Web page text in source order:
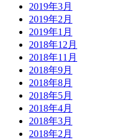
2019年3月
2019年2月
2019年1月
2018年12月
2018年11月
2018年9月
2018年8月
2018年5月
2018年4月
2018年3月
2018年2月